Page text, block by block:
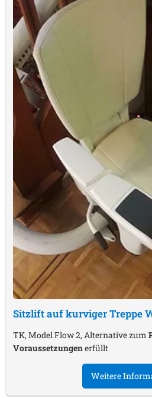
Sitzlift auf kurviger Treppe
TK, Model Flow 2, Alternative zum
Voraussetzungenerfüllt
Weitere